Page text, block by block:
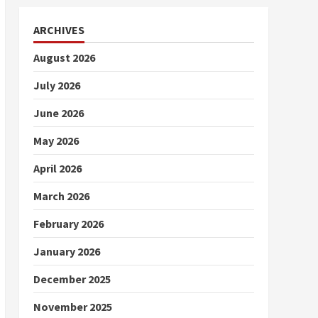
ARCHIVES
August 2026
July 2026
June 2026
May 2026
April 2026
March 2026
February 2026
January 2026
December 2025
November 2025